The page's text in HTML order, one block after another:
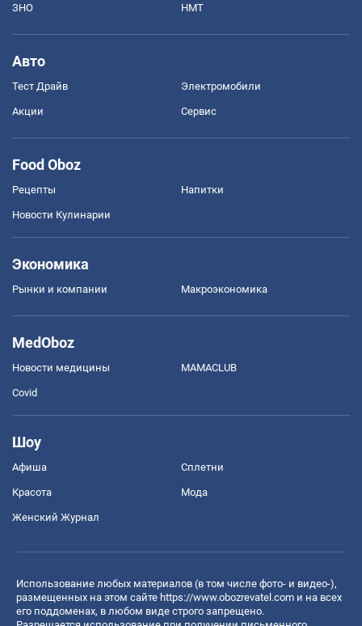
ЗНО НМТ
Авто
Тест Драйв Электромобили
Акции Сервис
Food Oboz
Рецепты Напитки
Новости Кулинарии
Экономика
Рынки и компании Mакроэкономика
MedOboz
Новости медицины MAMACLUB
Covid
Шоу
Афиша Сплетни
Красота Мода
Женский Журнал
Использование любых материалов (в том числе фото- и видео-),
размещенных на этом сайте https://www.obozrevatel.com и на всех
его поддоменах, в любом виде строго запрещено.